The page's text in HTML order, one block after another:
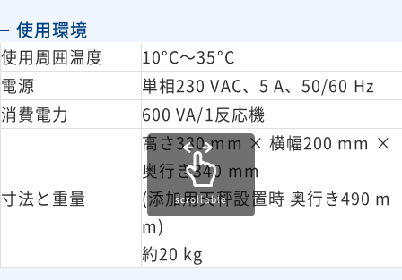
添加システム
ペリスタポンプチューブ素材：N
ovoprene(標準)
オプション
Silicon、Viton、Chemsure
添加用天秤
1反応器ごとに2つ付属、秤量最大
2,000 g、最小値 0.1 g
窒素または乾燥空気置換可能
GL14コネクターx4口接続可能
使用環境
使用周囲温度
10°C～35°C
電源
単相230 VAC、5 A、50/60 Hz
消費電力
600 VA/1反応機
寸法と重量
高さ330 mm × 横幅200 mm ×
奥行き340 mm
(添加用天秤設置時 奥行き490 m
m)
約20 kg
scrollable